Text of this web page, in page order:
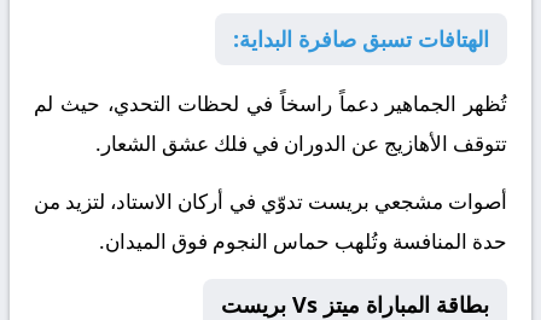
الهتافات تسبق صافرة البداية:
تُظهر الجماهير دعماً راسخاً في لحظات التحدي، حيث لم
تتوقف الأهازيج عن الدوران في فلك عشق الشعار.
أصوات مشجعي بريست تدوّي في أركان الاستاد، لتزيد من
حدة المنافسة وتُلهب حماس النجوم فوق الميدان.
بطاقة المباراة ميتز Vs بريست